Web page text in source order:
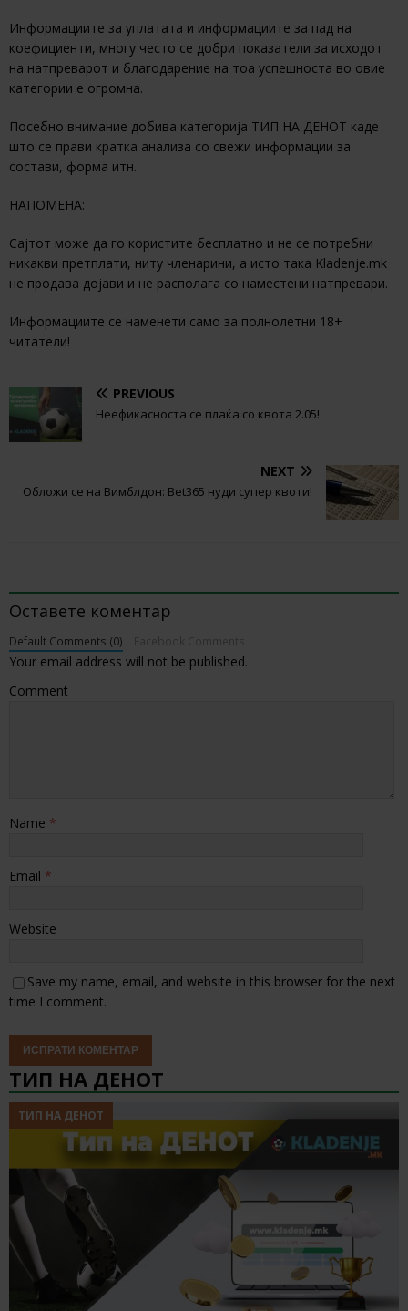
Информациите за уплатата и информациите за пад на
коефициенти, многу често се добри показатели за исходот
на натпреварот и благодарение на тоа успешноста во овие
категории е огромна.
Посебно внимание добива категорија ТИП НА ДЕНОТ каде
што се прави кратка анализа со свежи информации за
состави, форма итн.
НАПОМЕНА:
Сајтот може да го користите бесплатно и не се потребни
никакви претплати, ниту членарини, а исто така Kladenje.mk
не продава дојави и не располага со наместени натпревари.
Информациите се наменети само за полнолетни 18+
читатели!
PREVIOUS
Неефикасноста се плаќа со квота 2.05!
NEXT
Обложи се на Вимблдон: Bet365 нуди супер квоти!
Оставете коментар
Default Comments (0)
Your email address will not be published.
Comment
Name *
Email *
Website
Save my name, email, and website in this browser for the next
time I comment.
ТИП НА ДЕНОТ
ТИП НА ДЕНОТ